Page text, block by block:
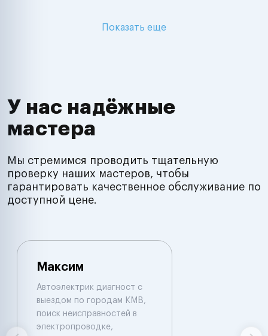
Показать еще
У нас надёжные
мастера
Мы стремимся проводить тщательную
проверку наших мастеров, чтобы
гарантировать качественное обслуживание по
доступной цене.
Максим
Автоэлектрик диагност с
выездом по городам КМВ,
поиск неисправностей в
электропроводке,